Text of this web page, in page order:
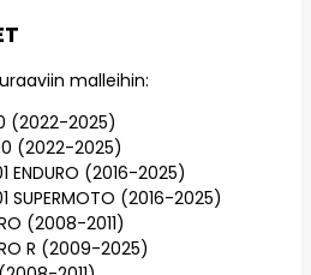
malleihin:
(2022-2025)
(2022-2025)
ENDURO (2016-2025)
SUPERMOTO (2016-2025)
(2008-2011)
R (2009-2025)